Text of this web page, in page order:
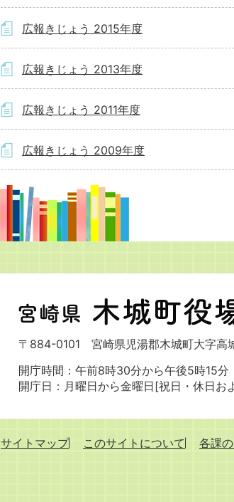
広報きじょう 2015年度
広報きじょう 2013年度
広報きじょう 2011年度
広報きじょう 2009年度
宮
崎
県
木
城
町
場
〒884-0101 宮崎県児湯郡木城町大字高
開庁時間：午前8時30分から午後5時15分
開庁日：月曜日から金曜日[祝日・休日お
サイトマップ このサイトについて 各課